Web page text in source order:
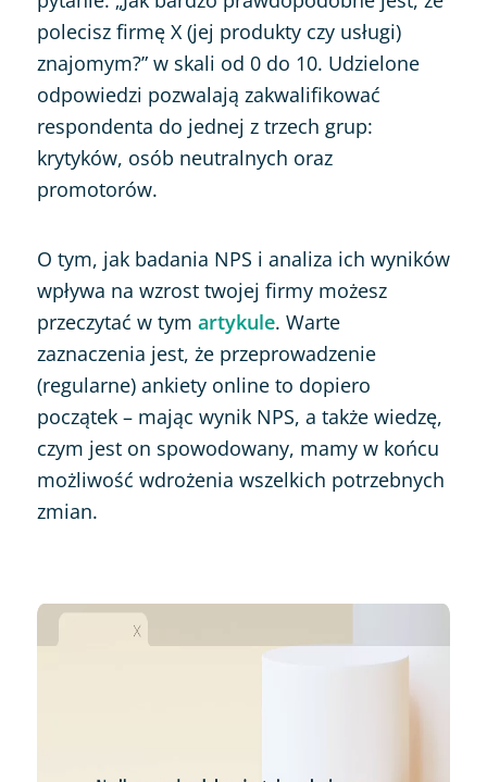
polecisz firmę X (jej produkty czy usługi)
znajomym?” w skali od 0 do 10. Udzielone
odpowiedzi pozwalają zakwalifikować
respondenta do jednej z trzech grup:
krytyków, osób neutralnych oraz
promotorów.
O tym, jak badania NPS i analiza ich wyników
wpływa na wzrost twojej firmy możesz
przeczytać w tym artykule. Warte
zaznaczenia jest, że przeprowadzenie
(regularne) ankiety online to dopiero
początek – mając wynik NPS, a także wiedzę,
czym jest on spowodowany, mamy w końcu
możliwość wdrożenia wszelkich potrzebnych
zmian.